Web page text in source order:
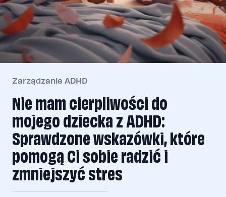
Zarządzanie ADHD
Nie mam cierpliwości do
mojego dziecka z ADHD:
Sprawdzone wskazówki, które
pomogą Ci sobie radzić i
zmniejszyć stres